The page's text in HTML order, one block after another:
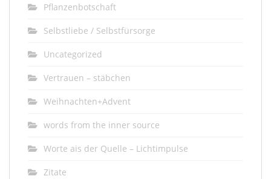
Pflanzenbotschaft
Selbstliebe / Selbstfürsorge
Uncategorized
Vertrauen – stäbchen
Weihnachten+Advent
words from the inner source
Worte ais der Quelle – Lichtimpulse
Zitate